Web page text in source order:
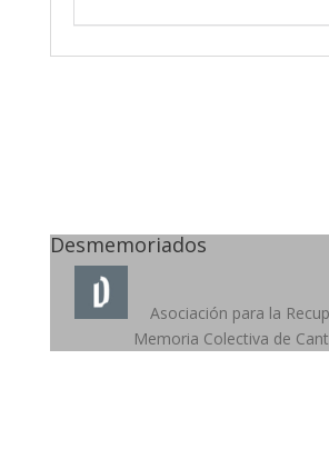
Desmemoriados
Asociación para la
Memoria Colectiva de